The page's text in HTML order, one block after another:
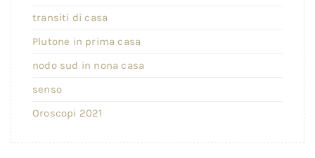
transiti di casa
Plutone in prima casa
nodo sud in nona casa
senso
Oroscopi 2021